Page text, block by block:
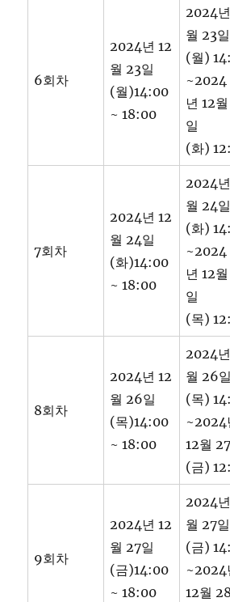
6회차
2024년 12
월 23일
(월)14:00
~ 18:00
2024
월 23일
(월)
~2024
년 12
일
(화)
7회차
2024년 12
월 24일
(화)14:00
~ 18:00
2024
월 24일
(화)
~2024
년 12
일
(목)
8회차
2024년 12
월 26일
(목)14:00
~ 18:00
2024
월 26일
(목)
~2024
12월
(금)
9회차
2024년 12
월 27일
(금)14:00
~ 18:00
2024
월 27일
(금)
~2024
12월